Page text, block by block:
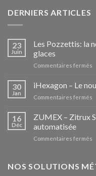
DERNIERS ARTICLES
23
Juin
Les Pozzettis: la
glaces
Commentaires fermés
la
30
Jan
iHexagon – Le
Commentaires fermés
–
16
Déc
ZUMEX – Zitrux
automatisée
Commentaires fermés
NOS SOLUTIONS